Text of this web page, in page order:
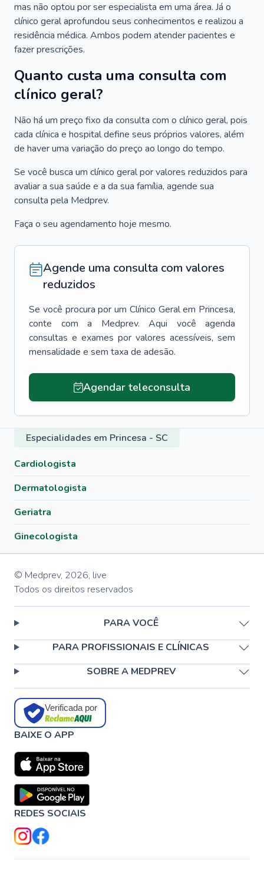
mas não optou por ser especialista em uma área. Já o
clínico geral aprofundou seus conhecimentos e realizou a
residência médica. Ambos podem atender pacientes e
fazer prescrições.
Quanto custa uma consulta com
clínico geral?
Não há um preço fixo da consulta com o clínico geral, pois
cada clínica e hospital define seus próprios valores, além
de haver uma variação do preço ao longo do tempo.
Se você busca um clínico geral por valores reduzidos para
avaliar a sua saúde e a da sua família, agende sua
consulta pela Medprev.
Faça o seu agendamento hoje mesmo.
Agende uma consulta com valores
reduzidos
Se você procura por um Clínico Geral em Princesa,
conte com a Medprev. Aqui você agenda
consultas e exames por valores acessíveis, sem
mensalidade e sem taxa de adesão.
Agendar teleconsulta
Especialidades em Princesa - SC
Cardiologista
Dermatologista
Geriatra
Ginecologista
© Medprev, 2026, live
Todos os direitos reservados
PARA VOCÊ
PARA PROFISSIONAIS E CLÍNICAS
SOBRE A MEDPREV
Verificada por
BAIXE O APP
REDES SOCIAIS